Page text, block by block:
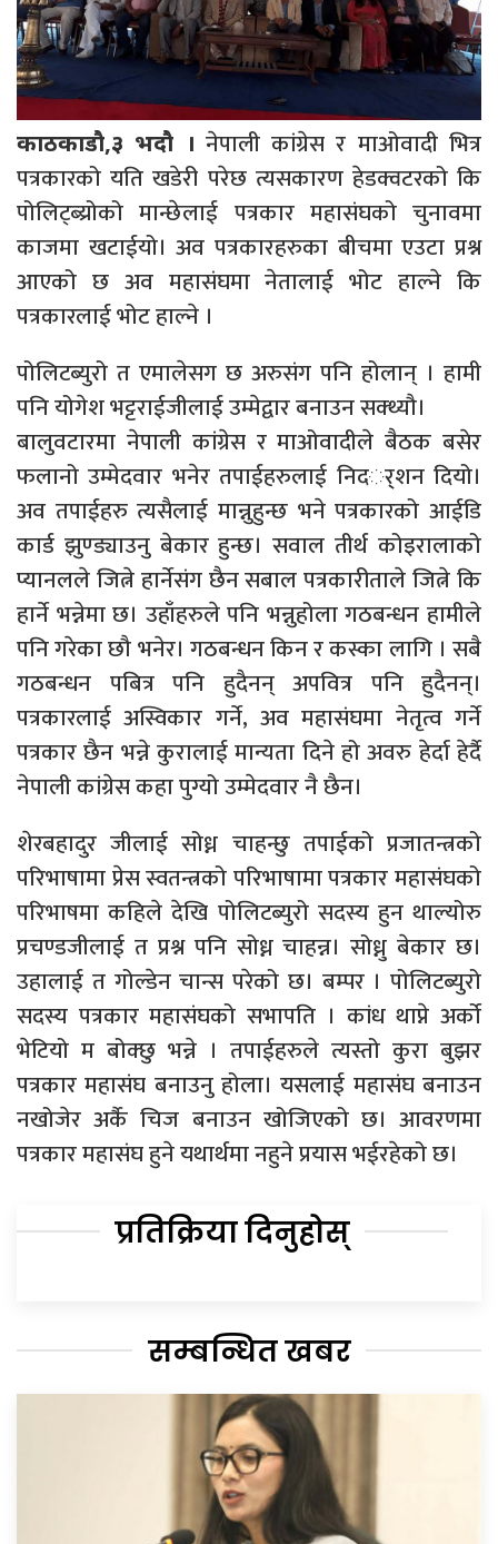
काठकाडौ,३ भदौ । नेपाली कांग्रेस र माओवादी भित्र
पत्रकारको यति खडेरी परेछ त्यसकारण हेडक्वटरको कि
पोलिट्ब्य्रोको मान्छेलाई पत्रकार महासंघको चुनावमा
काजमा खटाईयो। अव पत्रकारहरुका बीचमा एउटा प्रश्न
आएको छ अव महासंघमा नेतालाई भोट हाल्ने कि
पत्रकारलाई भोट हाल्ने ।
पोलिटब्युरो त एमालेसग छ अरुसंग पनि होलान् । हामी
पनि योगेश भट्टराईजीलाई उम्मेद्वार बनाउन सक्थ्यौ।
बालुवटारमा नेपाली कांग्रेस र माओवादीले बैठक बसेर
फलानो उम्मेदवार भनेर तपाईहरुलाई निदर््शन दियो।
अव तपाईहरु त्यसैलाई मान्नुहुन्छ भने पत्रकारको आईडि
कार्ड झुण्ड्याउनु बेकार हुन्छ। सवाल तीर्थ कोइरालाको
प्यानलले जित्ने हार्नेसंग छैन सबाल पत्रकारीताले जित्ने कि
हार्ने भन्नेमा छ। उहाँहरुले पनि भन्नुहोला गठबन्धन हामीले
पनि गरेका छौ भनेर। गठबन्धन किन र कस्का लागि । सबै
गठबन्धन पबित्र पनि हुदैनन् अपवित्र पनि हुदैनन्।
पत्रकारलाई अस्विकार गर्ने, अव महासंघमा नेतृत्व गर्ने
पत्रकार छैन भन्ने कुरालाई मान्यता दिने हो अवरु हेर्दा हेर्दै
नेपाली कांग्रेस कहा पुग्यो उम्मेदवार नै छैन।
शेरबहादुर जीलाई सोध्न चाहन्छु तपाईको प्रजातन्त्रको
परिभाषामा प्रेस स्वतन्त्रको परिभाषामा पत्रकार महासंघको
परिभाषमा कहिले देखि पोलिटब्युरो सदस्य हुन थाल्योरु
प्रचण्डजीलाई त प्रश्न पनि सोध्न चाहन्न। सोध्नु बेकार छ।
उहालाई त गोल्डेन चान्स परेको छ। बम्पर । पोलिटब्युरो
सदस्य पत्रकार महासंघको सभापति । कांध थाप्ने अर्को
भेटियो म बोक्छु भन्ने । तपाईहरुले त्यस्तो कुरा बुझर
पत्रकार महासंघ बनाउनु होला। यसलाई महासंघ बनाउन
नखोजेर अर्कै चिज बनाउन खोजिएको छ। आवरणमा
पत्रकार महासंघ हुने यथार्थमा नहुने प्रयास भईरहेको छ।
प्रतिक्रिया दिनुहोस्
सम्बन्धित खबर